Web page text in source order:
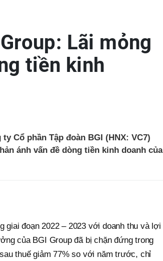
Lãi mỏng
tiền kinh
Cổ phần Tập đoàn BGI (HNX: VC7)
ánh vấn đề dòng tiền kinh doanh của
giai đoạn 2022 – 2023 với doanh thu và lợi
của BGI Group đã bị chặn đứng trong
thuế giảm 77% so với năm trước, chỉ